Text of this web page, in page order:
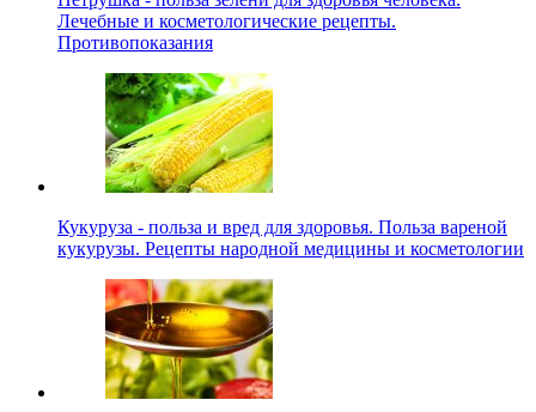
Лечебные и косметологические рецепты.
Противопоказания
Кукуруза - польза и вред для здоровья. Польза вареной
кукурузы. Рецепты народной медицины и косметологии